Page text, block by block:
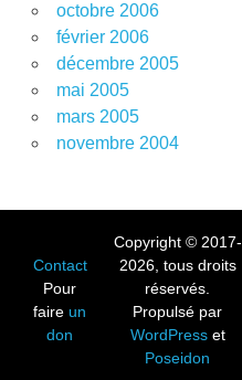
octobre 2006
février 2006
décembre 2005
mai 2005
mars 2005
novembre 2004
Contact
Pour
faire un
don
Copyright © 2017-
2026, tous droits
réservés.
Propulsé par
WordPresset
Poseidon